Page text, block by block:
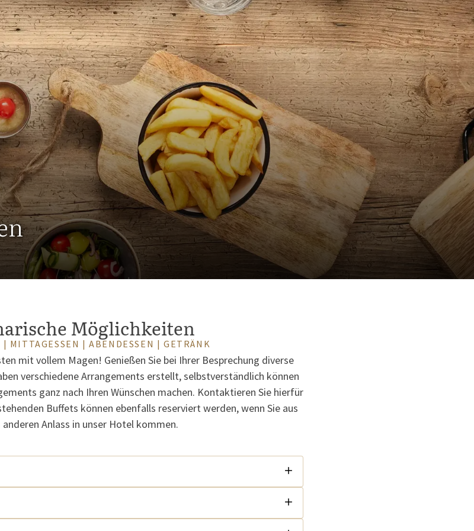
Möglichkeiten
| MITTAGESSEN | ABENDESSEN | GETRÄNK
mit vollem Magen! Genießen Sie bei Ihrer Besprechung diverse
verschiedene Arrangements erstellt, selbstverständlich können
ganz nach Ihren Wünschen machen. Kontaktieren Sie hierfür
Buffets können ebenfalls reserviert werden, wenn Sie aus
anderen Anlass in unser Hotel kommen.